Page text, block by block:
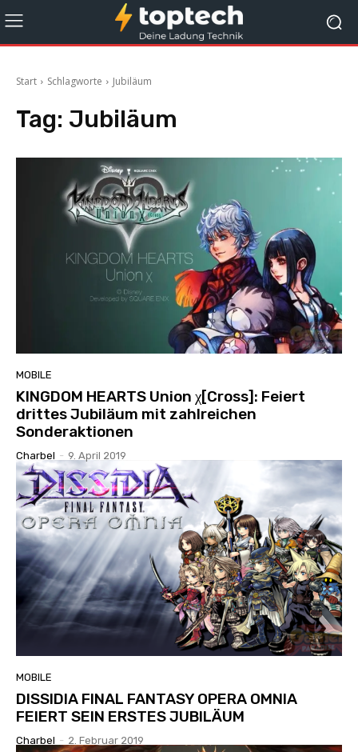
Start Schlagworte Jubiläum
Tag: Jubiläum
MOBILE
KINGDOM HEARTS Union χ[Cross]: Feiert
drittes Jubiläum mit zahlreichen
Sonderaktionen
Charbel - 9. April 2019
MOBILE
DISSIDIA FINAL FANTASY OPERA OMNIA
FEIERT SEIN ERSTES JUBILÄUM
Charbel - 2. Februar 2019